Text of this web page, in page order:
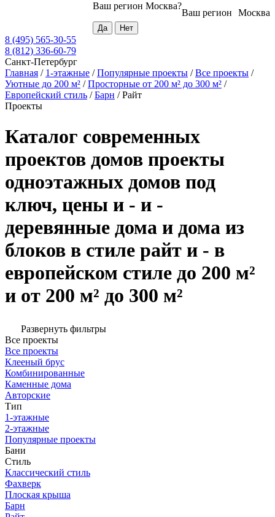
Москва
Ваш регион
Ваш регион Москва?
8 (495) 565-30-55
8 (812) 336-60-79
Санкт-Петербург
Главная / 1-этажные /Популярные проекты /Все проекты /
Уютные до 200 м² /Просторные от 200 м² до 300 м² /
Европейский стиль /Барн /Райт
Проекты
Каталог современных
проектов домов проекты
одноэтажных домов под
ключ, цены и - и -
деревянные дома и дома из
блоков в стиле райт и - в
европейском стиле до 200 м²
и от 200 м² до 300 м²
Развернуть фильтры
Все проекты
Все проекты
Клееный брус
Комбинированные
Каменные дома
Авторские
Тип
1-этажные
2-этажные
Популярные проекты
Бани
Стиль
Классический стиль
Фахверк
Плоская крыша
Барн